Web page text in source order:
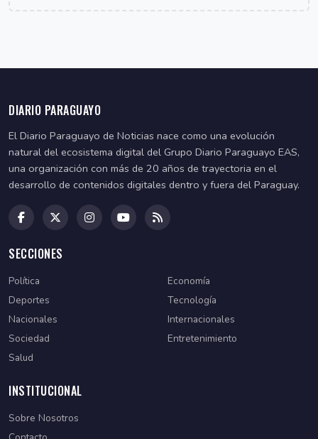
DIARIO PARAGUAYO
El Diario Paraguayo de Noticias nace como una evolución
natural del ecosistema digital del Grupo Diario Paraguayo EAS,
una organización con más de 20 años de trayectoria en el
desarrollo de contenidos digitales dentro y fuera del Paraguay.
SECCIONES
Política
Economía
Deportes
Tecnología
Nacionales
Internacionales
Sociedad
Entretenimiento
Salud
INSTITUCIONAL
Sobre Nosotros